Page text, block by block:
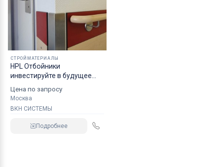
СТРОЙМАТЕРИАЛЫ
HPL Отбойники
инвестируйте в будущее
надежной защитой стен,
медицинские отбойники
HPL для коридоров
Цена по запросу
Москва
ВКН СИСТЕМЫ
Подробнее